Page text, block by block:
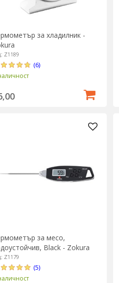
за хладилник -
Z1189
(6)
за месо,
Black - Zokura
Z1179
(5)